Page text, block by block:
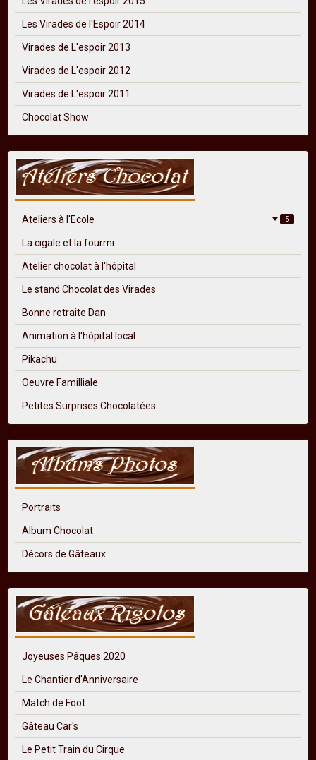
Les Virades de l'Espoir 2014
Virades de L'espoir 2013
Virades de L'espoir 2012
Virades de L'espoir 2011
Chocolat Show
Ateliers à l'Ecole 5
La cigale et la fourmi
Atelier chocolat à l'hôpital
Le stand Chocolat des Virades
Bonne retraite Dan
Animation à l'hôpital local
Pikachu
Oeuvre Familliale
Petites Surprises Chocolatées
Portraits
Album Chocolat
Décors de Gâteaux
Joyeuses Pâques 2020
Le Chantier d'Anniversaire
Match de Foot
Gâteau Car's
Le Petit Train du Cirque